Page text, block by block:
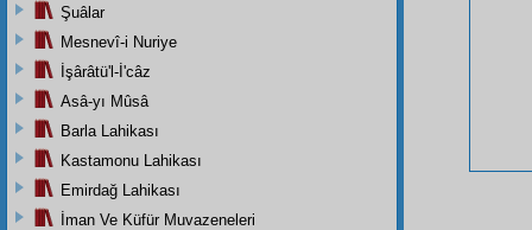
Şuâlar
Mesnevî-i Nuriye
İşârâtü'l-İ'câz
Asâ-yı Mûsâ
Barla Lahikası
Kastamonu Lahikası
Emirdağ Lahikası
İman Ve Küfür Muvazeneleri